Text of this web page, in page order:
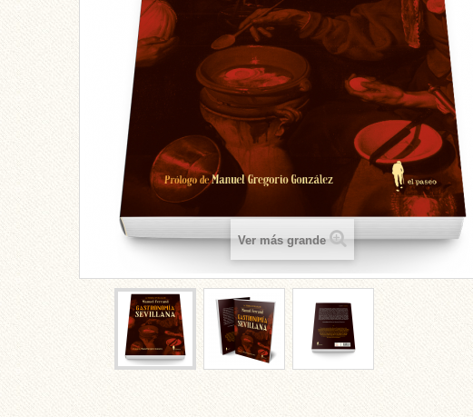
Ver más grande